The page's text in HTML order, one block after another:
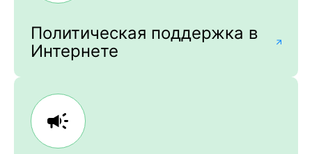
Политическая поддержка в
Интернете